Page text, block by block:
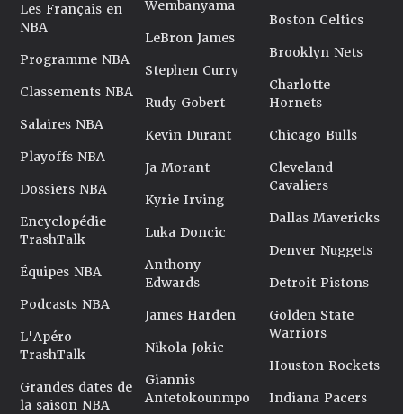
Les Français en
NBA
Programme NBA
Classements NBA
Salaires NBA
Playoffs NBA
Dossiers NBA
Encyclopédie
TrashTalk
Équipes NBA
Podcasts NBA
L'Apéro
TrashTalk
Grandes dates de
la saison NBA
Wembanyama
LeBron James
Stephen Curry
Rudy Gobert
Kevin Durant
Ja Morant
Kyrie Irving
Luka Doncic
Anthony
Edwards
James Harden
Nikola Jokic
Giannis
Antetokounmpo
Boston Celtics
Brooklyn Nets
Charlotte
Hornets
Chicago Bulls
Cleveland
Cavaliers
Dallas Mavericks
Denver Nuggets
Detroit Pistons
Golden State
Warriors
Houston Rockets
Indiana Pacers